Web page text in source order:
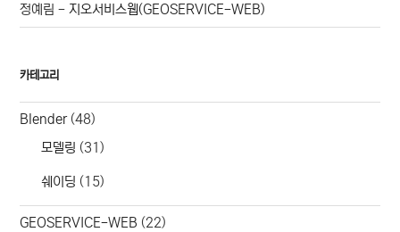
정예림 -지오서비스웹(GEOSERVICE-WEB)
카테고리
Blender(48)
모델링 (31)
쉐이딩 (15)
GEOSERVICE-WEB (22)